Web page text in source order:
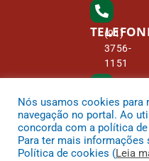
(91)
3756-
1151
E-MAIL
camara@
a.gov.br
Nós usamos cookies para
navegação no portal. Ao
concorda com a política
Para ter mais
Política de cookies (Leia